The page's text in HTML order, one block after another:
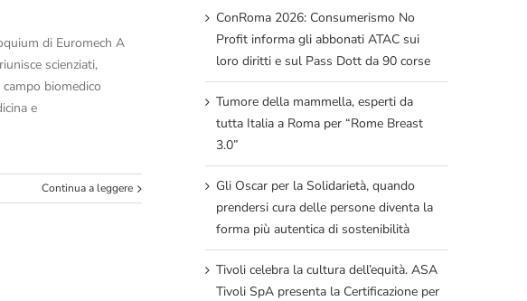
di Euromech A
scienziati,
biomedico
e
Continua a leggere
ConRoma 2026: Consumerismo No
Profit informa gli abbonati ATAC sui
loro diritti e sul Pass Dott da 90 corse
Tumore della mammella, esperti da
tutta Italia a Roma per “Rome Breast
3.0”
Gli Oscar per la Solidarietà, quando
prendersi cura delle persone diventa la
forma più autentica di sostenibilità
Tivoli celebra la cultura dell’equità. ASA
Tivoli SpA presenta la Certificazione per